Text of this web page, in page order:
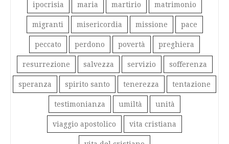
ipocrisia maria martirio matrimonio
migranti misericordia missione pace
peccato perdono povertà preghiera
resurrezione salvezza servizio sofferenza
speranza spirito santo tenerezza tentazione
testimonianza umiltà unità
viaggio apostolico vita cristiana